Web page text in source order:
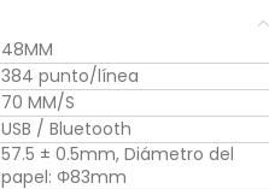
48MM
384 punto/línea
70 MM/S
USB / Bluetooth
57.5 ± 0.5mm, Diámetro del
papel: Φ83mm